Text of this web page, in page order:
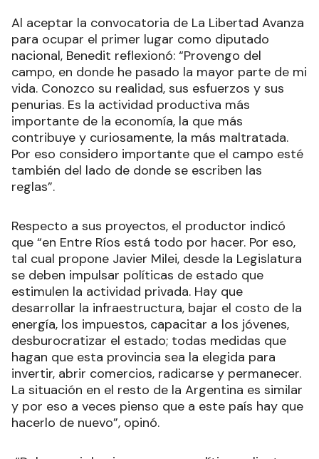
Al aceptar la convocatoria de La Libertad Avanza
para ocupar el primer lugar como diputado
nacional, Benedit reflexionó: “Provengo del
campo, en donde he pasado la mayor parte de mi
vida. Conozco su realidad, sus esfuerzos y sus
penurias. Es la actividad productiva más
importante de la economía, la que más
contribuye y curiosamente, la más maltratada.
Por eso considero importante que el campo esté
también del lado de donde se escriben las
reglas”.
Respecto a sus proyectos, el productor indicó
que “en Entre Ríos está todo por hacer. Por eso,
tal cual propone Javier Milei, desde la Legislatura
se deben impulsar políticas de estado que
estimulen la actividad privada. Hay que
desarrollar la infraestructura, bajar el costo de la
energía, los impuestos, capacitar a los jóvenes,
desburocratizar el estado; todas medidas que
hagan que esta provincia sea la elegida para
invertir, abrir comercios, radicarse y permanecer.
La situación en el resto de la Argentina es similar
y por eso a veces pienso que a este país hay que
hacerlo de nuevo”, opinó.